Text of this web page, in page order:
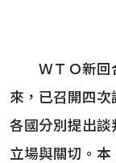
ＷＴＯ新回合
來，已召開四次
各國分別提出談
立場與關切。本